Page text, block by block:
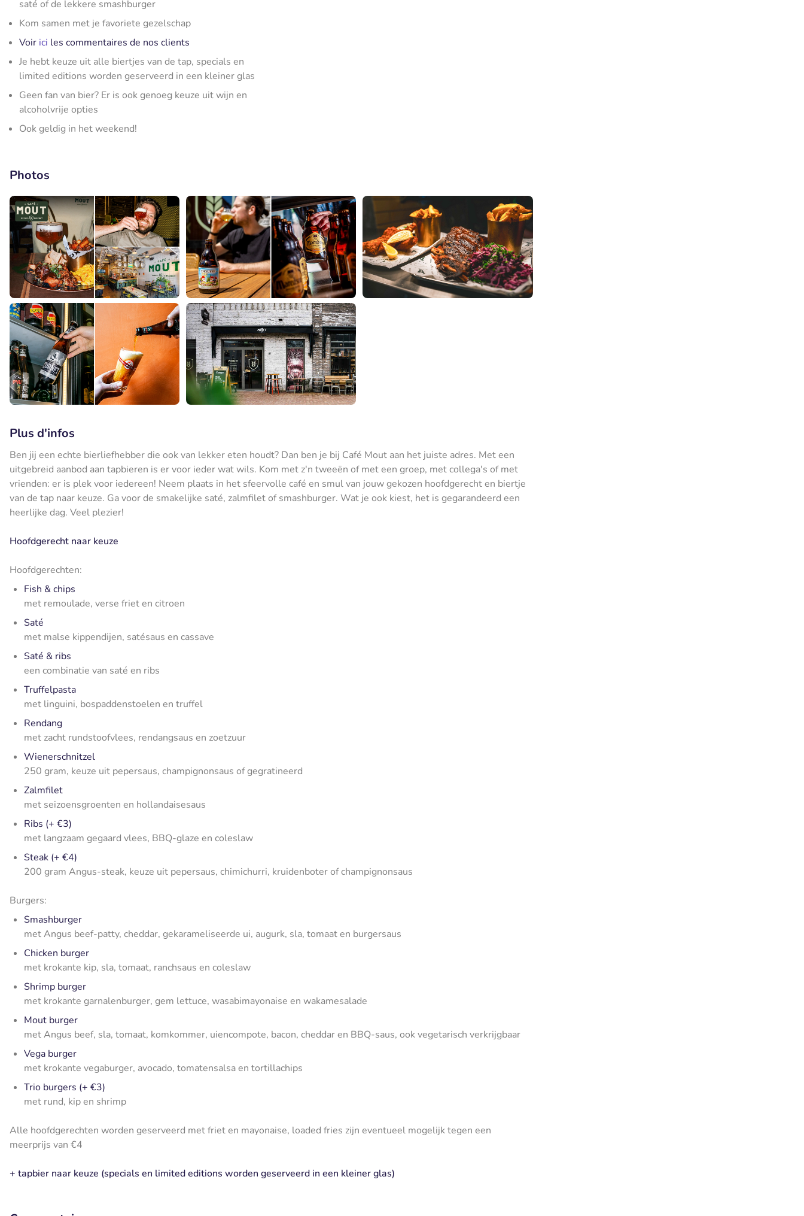
saté of de lekkere smashburger
Kom samen met je favoriete gezelschap
Voir ici les commentaires de nos clients
Je hebt keuze uit alle biertjes van de tap, specials en
limited editions worden geserveerd in een kleiner glas
Geen fan van bier? Er is ook genoeg keuze uit wijn en
alcoholvrije opties
Ook geldig in het weekend!
Photos
Plus d'infos
Ben jij een echte bierliefhebber die ook van lekker eten houdt? Dan ben je bij Café Mout aan het juiste adres. Met een
uitgebreid aanbod aan tapbieren is er voor ieder wat wils. Kom met z'n tweeën of met een groep, met collega's of met
vrienden: er is plek voor iedereen! Neem plaats in het sfeervolle café en smul van jouw gekozen hoofdgerecht en biertje
van de tap naar keuze. Ga voor de smakelijke saté, zalmfilet of smashburger. Wat je ook kiest, het is gegarandeerd een
heerlijke dag. Veel plezier!
Hoofdgerecht naar keuze
Hoofdgerechten:
Fish & chips
met remoulade, verse friet en citroen
Saté
met malse kippendijen, satésaus en cassave
Saté & ribs
een combinatie van saté en ribs
Truffelpasta
met linguini, bospaddenstoelen en truffel
Rendang
met zacht rundstoofvlees, rendangsaus en zoetzuur
Wienerschnitzel
250 gram, keuze uit pepersaus, champignonsaus of gegratineerd
Zalmfilet
met seizoensgroenten en hollandaisesaus
Ribs (+ €3)
met langzaam gegaard vlees, BBQ-glaze en coleslaw
Steak (+ €4)
200 gram Angus-steak, keuze uit pepersaus, chimichurri, kruidenboter of champignonsaus
Burgers:
Smashburger
met Angus beef-patty, cheddar, gekarameliseerde ui, augurk, sla, tomaat en burgersaus
Chicken burger
met krokante kip, sla, tomaat, ranchsaus en coleslaw
Shrimp burger
met krokante garnalenburger, gem lettuce, wasabimayonaise en wakamesalade
Mout burger
met Angus beef, sla, tomaat, komkommer, uiencompote, bacon, cheddar en BBQ-saus, ook vegetarisch verkrijgbaar
Vega burger
met krokante vegaburger, avocado, tomatensalsa en tortillachips
Trio burgers (+ €3)
met rund, kip en shrimp
Alle hoofdgerechten worden geserveerd met friet en mayonaise, loaded fries zijn eventueel mogelijk tegen een
meerprijs van €4
+ tapbier naar keuze (specials en limited editions worden geserveerd in een kleiner glas)